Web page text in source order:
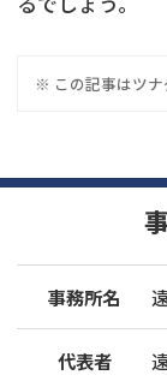
※ この記事はツ
事務所名
代表者